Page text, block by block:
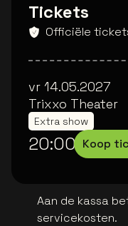
Tickets
Officiële
vr 14.05.2027
Trixxo Theater
Extra show
20:00 Koop
Aan de kassa
servicekosten.